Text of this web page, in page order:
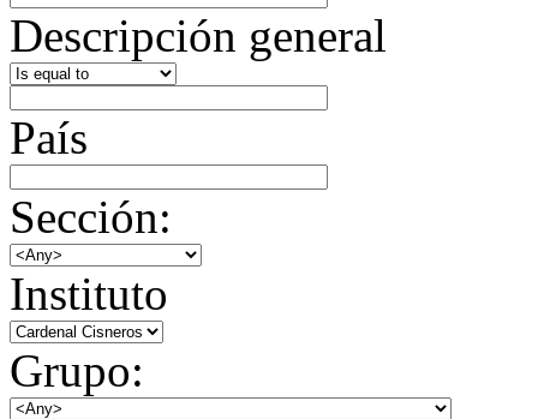
Descripción general
País
Sección:
Instituto
Grupo: